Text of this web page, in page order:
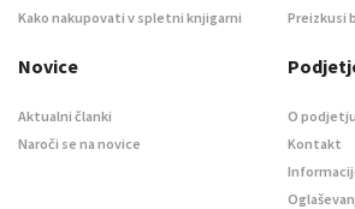
Kako nakupovati v spletni knjigarni
Preizkusi
Novice
Aktualni članki
Naroči se na novice
O podjetju
Kontakt